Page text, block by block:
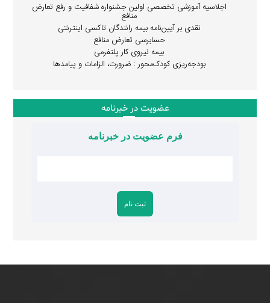
اجلاسیه آموزشی تخصصی اولین جشنواره شفافیت و رفع تعارض
منافع
نقدی بر آیین‌نامه بیمه رانندگان تاکسی اینترنتی
حسابرسی تعارض منافع
بیمه نیروی کار پلتفرمی
بودجه‌ریزی کودک‌محور : ضرورت، الزامات و پیامدها
عضویت در خبرنامه
فرم عضویت در خبرنامه